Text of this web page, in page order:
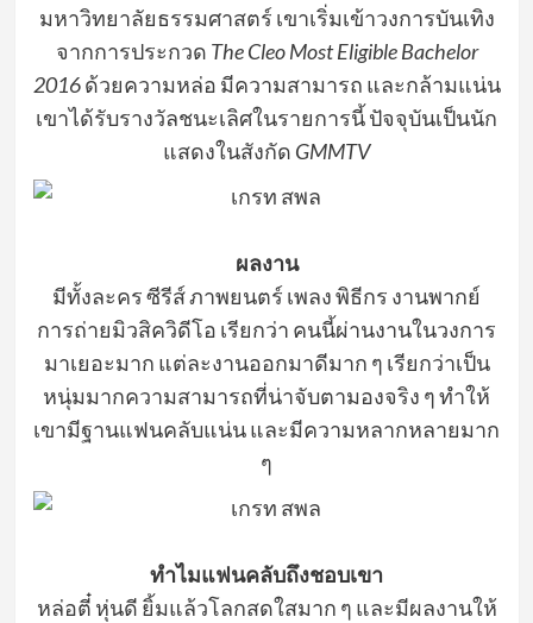
มหาวิทยาลัยธรรมศาสตร์ เขาเริ่มเข้าวงการบันเทิง
จากการประกวด The Cleo Most Eligible Bachelor
2016ด้วยความหล่อ มีความสามารถ และกล้ามแน่น
เขาได้รับรางวัลชนะเลิศในรายการนี้ ปัจจุบันเป็นนัก
แสดงในสังกัด GMMTV
ผลงาน
มีทั้งละคร ซีรีส์ ภาพยนตร์ เพลง พิธีกร งานพากย์
การถ่ายมิวสิควิดีโอ เรียกว่า คนนี้ผ่านงานในวงการ
มาเยอะมาก แต่ละงานออกมาดีมาก ๆ เรียกว่าเป็น
หนุ่มมากความสามารถที่น่าจับตามองจริง ๆ ทำให้
เขามีฐานแฟนคลับแน่น และมีความหลากหลายมาก
ๆ
ทำไมแฟนคลับถึงชอบเขา
หล่อตี๋ หุ่นดี ยิ้มแล้วโลกสดใสมาก ๆ และมีผลงานให้